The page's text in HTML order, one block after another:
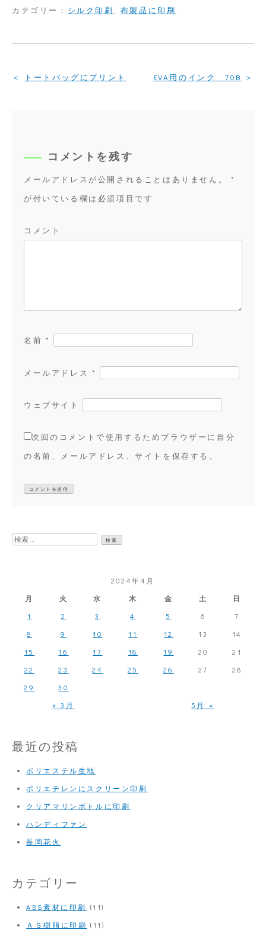
カテゴリー： シルク印刷 布製品に印刷
投
ー
トートバッグにプリント EVA用のインク 70B
コメントを残す
メールアドレスが公開されることはありません。
*
が付いている欄は必須項目です
コメント
名前 *
メールアドレス *
ウェブサイト
次回のコメントで使用するためブラウザーに自分
の名前、メールアドレス、サイトを保存する。
検
2024年4月
月
火 水 木 金 土 日
« 3月 5月 »
1 2 3 4 5 6
7
8
9 10 11 12 13
14
15
16 17 18 19 20
21
22
23 24 25 26 27
28
29
30
最近の投稿
ポリエステル生地
ポリエチレンにスクリーン印刷
クリアマリンボトルに印刷
ハンディファン
長岡花火
カテゴリー
ABS素材に印刷 (11)
ＡＳ樹脂に印刷 (11)